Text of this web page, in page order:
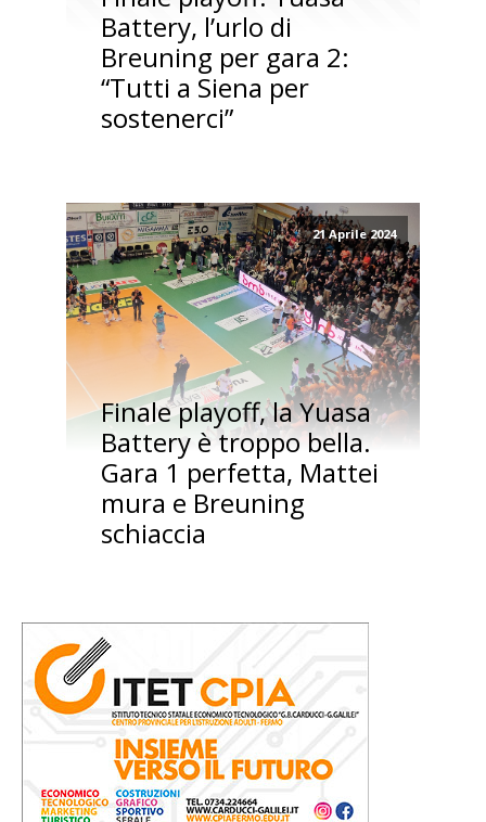
Battery, l’urlo di
Breuning per gara 2:
“Tutti a Siena per
sostenerci”
21 Aprile 2024
Finale playoff, la Yuasa
Battery è troppo bella.
Gara 1 perfetta, Mattei
mura e Breuning
schiaccia